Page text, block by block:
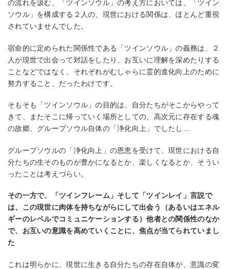
の流れを汲む、「ツインソウル」の考え⽅においては、「ツイン
ソウル」を構成する２⼈の、現世における関係は、ほとんど重視
されていませんでした。
宿命的に定められた関係性である「ツインソウル」の義務は、２
⼈が現世で出会って対話をしたり、お互いに理解を深めたりする
ことなどではなく、それぞれがむしゃらに霊的進化向上のために
努⼒すること、だったわけです。
そもそも「ツインソウル」の⽬的は、⾃分たちがそこからやって
きて、またそこに帰っていく場所としての、⾼次元に存在する魂
の故郷、グループソウル⾃体の「浄化向上」でしたし…
グループソウルの「浄化向上」の恩恵を受けて、現世における⾃
分たちの⽣そのものが豊かになるとか、楽しくなるとか、そうい
ったことは考えづらい。
その⼀⽅で、「ツインフレーム」そして「ツインレイ」⾔説で
は、この現世に⾁体を持ちながらにして出会う（あるいはエネル
ギーのレベルでコミュニケーションする）他者との関係性のなか
で、お互いの意識を⾼めていくことに、焦点が当てられていまし
た
これは明らかに、現世に⽣きる⾃分たちの存在⾃体が、意識の変